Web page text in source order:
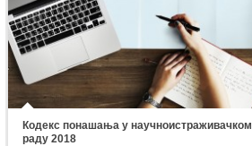
Кодекс понашања у научноистраживачком
раду 2018